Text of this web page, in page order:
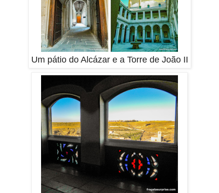
Um pátio do Alcázar e a Torre de João II